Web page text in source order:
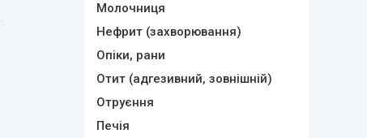
Молочниця
Нефрит (захворювання)
Опіки, рани
Отит (адгезивний, зовнішній)
Отруєння
Печія